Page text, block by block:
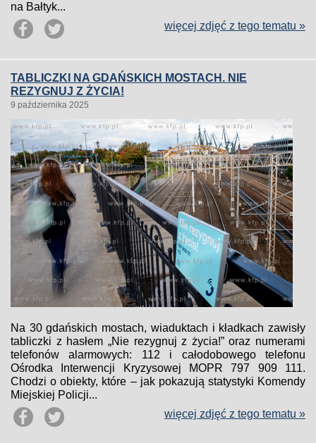
na Bałtyk...
więcej zdjęć z tego tematu »
TABLICZKI NA GDAŃSKICH MOSTACH. NIE
REZYGNUJ Z ŻYCIA!
9 października 2025
Na 30 gdańskich mostach, wiaduktach i kładkach zawisły
tabliczki z hasłem „Nie rezygnuj z życia!” oraz numerami
telefonów alarmowych: 112 i całodobowego telefonu
Ośrodka Interwencji Kryzysowej MOPR 797 909 111.
Chodzi o obiekty, które – jak pokazują statystyki Komendy
Miejskiej Policji...
więcej zdjęć z tego tematu »